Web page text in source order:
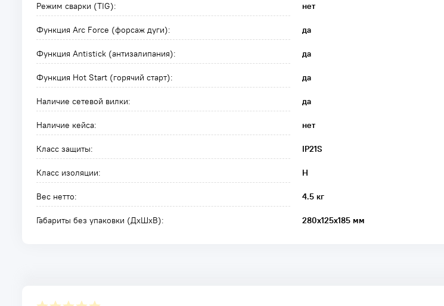
Режим сварки (TIG): нет
Функция Arc Force (форсаж дуги): да
Функция Antistick (антизалипания): да
Функция Hot Start (горячий старт): да
Наличие сетевой вилки: да
Наличие кейса: нет
Класс защиты: IP21S
Класс изоляции: H
Вес нетто: 4.5 кг
Габариты без упаковки (ДxШxВ): 280x125x185 мм